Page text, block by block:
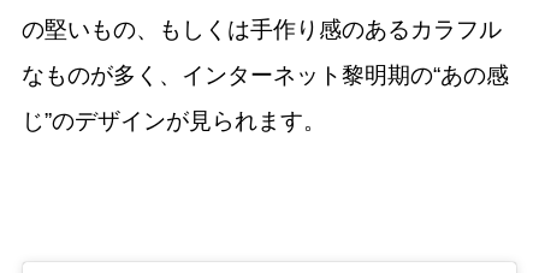
の堅いもの、もしくは手作り感のあるカラフル
なものが多く、インターネット黎明期の“あの感
じ”のデザインが見られます。